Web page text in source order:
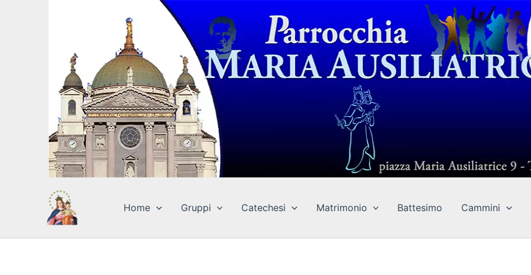
Home Gruppi Catechesi Matrimonio Battesimo Cammini